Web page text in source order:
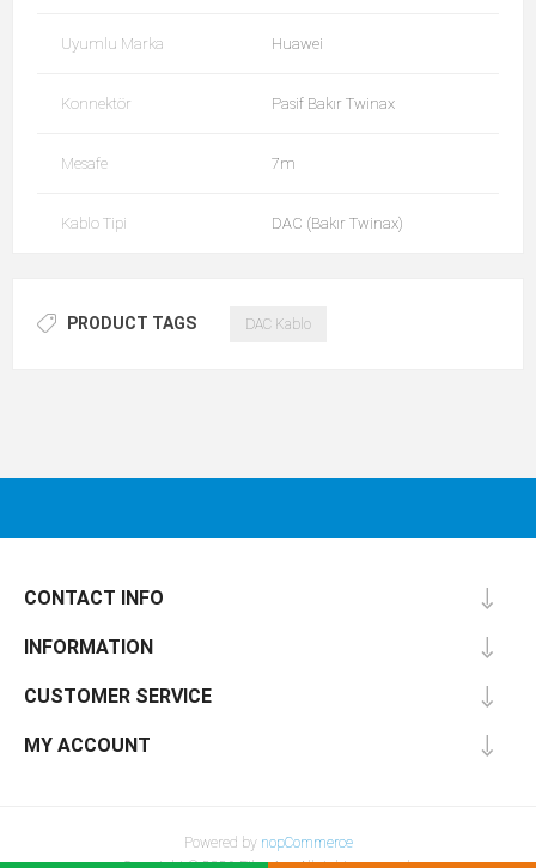
Uyumlu Marka Huawei
Konnektör Pasif Bakır Twinax
Mesafe 7m
Kablo Tipi DAC (Bakır Twinax)
PRODUCT TAGS DAC Kablo
CONTACT INFO
INFORMATION
CUSTOMER SERVICE
MY ACCOUNT
Powered by nopCommerce